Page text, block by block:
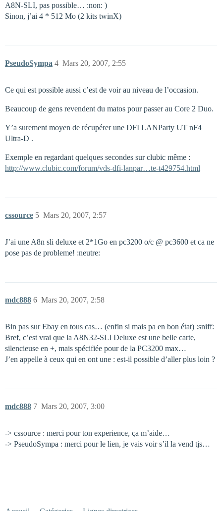
A8N-SLI, pas possible… :non: )
Sinon, j’ai 4 * 512 Mo (2 kits twinX)
PseudoSympa Mars 20, 2007, 2:55
4
Ce qui est possible aussi c’est de voir au niveau de l’occasion.
Beaucoup de gens revendent du matos pour passer au Core 2 Duo.
Y’a surement moyen de récupérer une DFI LANParty UT nF4
Ultra-D .
Exemple en regardant quelques secondes sur clubic même :
http://www.clubic.com/forum/vds-dfi-lanpar…te-t429754.html
cssource Mars 20, 2007, 2:57
5
J’ai une A8n sli deluxe et 2*1Go en pc3200 o/c @ pc3600 et ca ne
pose pas de probleme! :neutre:
mdc888 Mars 20, 2007, 2:58
6
Bin pas sur Ebay en tous cas… (enfin si mais pa en bon état) :sniff:
Bref, c’est vrai que la A8N32-SLI Deluxe est une belle carte,
silencieuse en +, mais spécifiée pour de la PC3200 max…
J’en appelle à ceux qui en ont une : est-il possible d’aller plus loin ?
mdc888 Mars 20, 2007, 3:00
7
-> cssource : merci pour ton experience, ça m’aide…
-> PseudoSympa : merci pour le lien, je vais voir s’il la vend tjs…